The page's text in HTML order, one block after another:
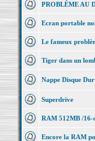
PROBLÈME AU
Ecran portable
Le fameux
Tiger dans un
Nappe Disque
Superdrive
RAM 512MB /
Encore la RAM